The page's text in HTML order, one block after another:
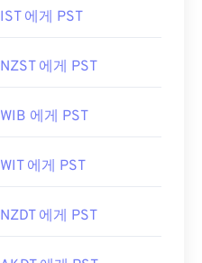
IST 에게 PST
NZST 에게 PST
WIB 에게 PST
WIT 에게 PST
NZDT 에게 PST